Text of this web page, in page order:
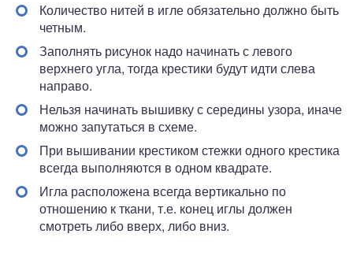
Количество нитей в игле обязательно должно быть
четным.
Заполнять рисунок надо начинать с левого
верхнего угла, тогда крестики будут идти слева
направо.
Нельзя начинать вышивку с середины узора, иначе
можно запутаться в схеме.
При вышивании крестиком стежки одного крестика
всегда выполняются в одном квадрате.
Игла расположена всегда вертикально по
отношению к ткани, т.е. конец иглы должен
смотреть либо вверх, либо вниз.